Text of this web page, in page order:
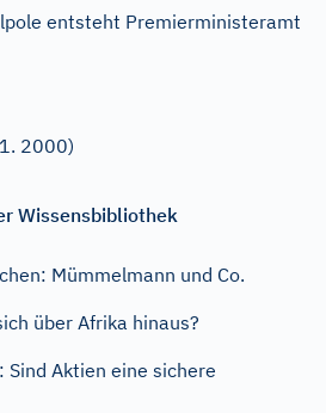
entsteht Premierministeramt
2000)
Wissensbibliothek
Mümmelmann und Co.
über Afrika hinaus?
Sind Aktien eine sichere